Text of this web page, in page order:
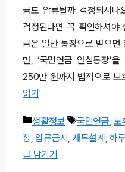
금도 압류될까 걱정되시나
걱정된다면 꼭 확인하셔야
금은 일반 통장으로 받으면
만, ‘국민연금 안심통장’
250만 원까지 법적으로 보
읽기
카
테
고
생활정보
태
그
국민연금 ,노
장, 압류금지 재무설계 ,하
글 남기기